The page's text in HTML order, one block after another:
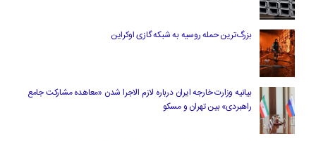
بزرگ‌ترین حمله روسیه به شبکه گازی اوکراین
بیانیه وزارت خارجه ایران درباره لازم‌ الاجرا شدن «معاهده مشارکت جامع
راهبردی» بین تهران و مسکو